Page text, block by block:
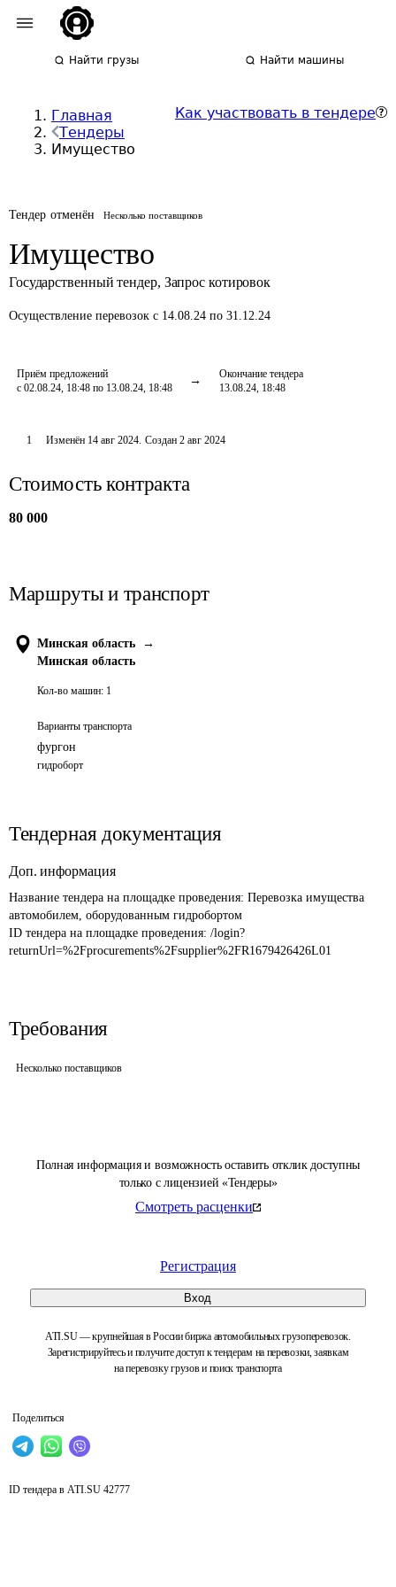
Найти грузы Найти машины
Главная
Тендеры
Имущество
Как участвовать в тендере
Тендер отменён Несколько поставщиков
Имущество
Государственный тендер, Запрос котировок
Осуществление перевозок с 14.08.24 по 31.12.24
Приём предложений
с 02.08.24, 18:48 по 13.08.24, 18:48
Окончание тендера
13.08.24, 18:48
Полная информация и возможность оставить отклик доступны
только с лицензией «Тендеры»
Смотреть расценки
Регистрация
Вход
ATI.SU — крупнейшая в России биржа автомобильных грузоперевозок.
Зарегистрируйтесь и получите доступ к тендерам на перевозки, заявкам
на перевозку грузов и поиск транспорта
Поделиться
1 Изменён 14 авг 2024. Создан 2 авг 2024
Стоимость контракта
80 000
Маршруты и транспорт
Минская область
→
Минская область
Кол-во машин: 1
Варианты транспорта
фургон
гидроборт
Тендерная документация
Доп. информация
Название тендера на площадке проведения: Перевозка имущества
автомобилем, оборудованным гидробортом
ID тендера на площадке проведения: /login?
returnUrl=%2Fprocurements%2Fsupplier%2FR1679426426L01
Требования
Несколько поставщиков
ID тендера в ATI.SU 42777